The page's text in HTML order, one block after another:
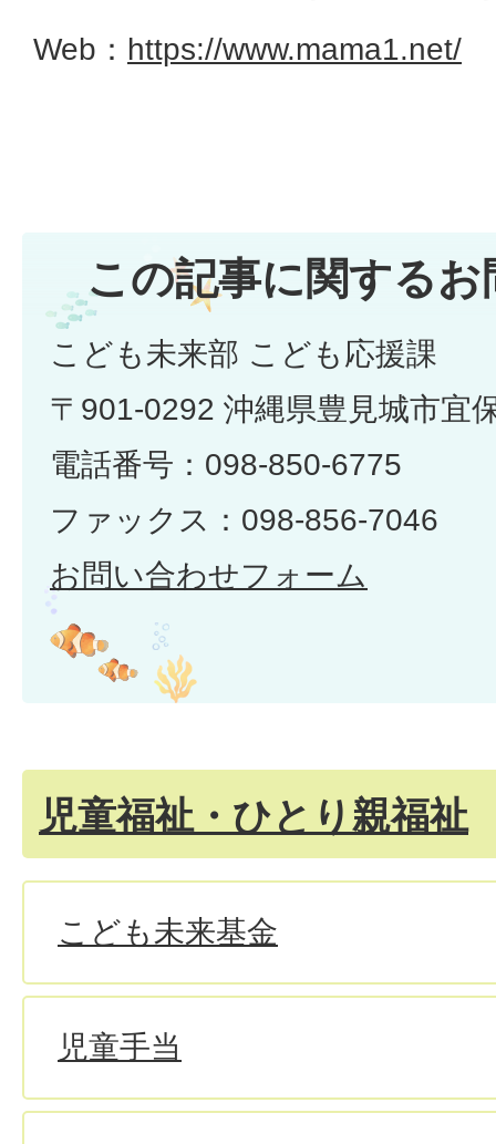
Web： https://www.mama1.net/
この記事に関する
こども未来部 こども応援課
〒901-0292 沖縄県豊見城市宜
電話番号：098-850-6775
ファックス：098-856-7046
お問い合わせフォーム
児童福祉・ひとり親福祉
こども未来基金
児童手当